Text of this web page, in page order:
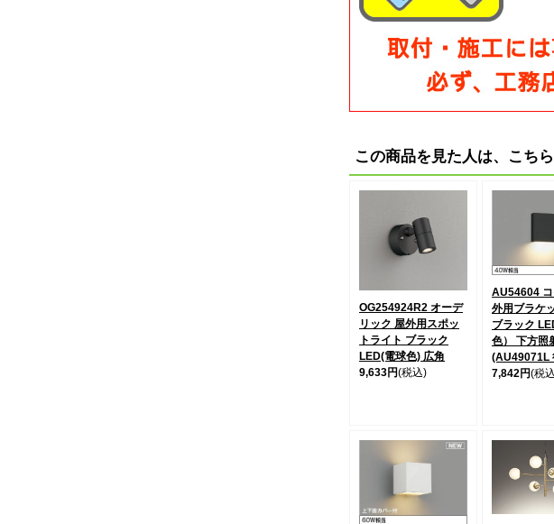
この商品を見た人は、こち
OG254924R2 オーデ
リック 屋外用スポッ
トライト ブラック
LED(電球色) 広角
9,633円(税込)
AU54604
外用ブラケ
ブラック
色） 下方照
(AU49071L
7,842円(税